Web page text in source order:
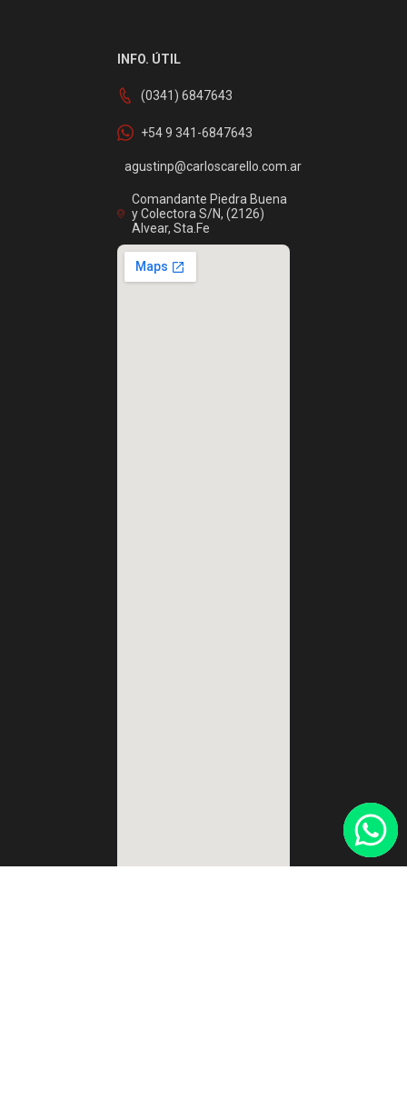
INFO. ÚTIL
(0341) 6847643
+54 9 341-6847643
agustinp@carloscarello.com.ar
Comandante Piedra Buena
y Colectora S/N, (2126)
Alvear, Sta.Fe